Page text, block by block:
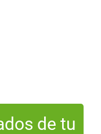
de tu